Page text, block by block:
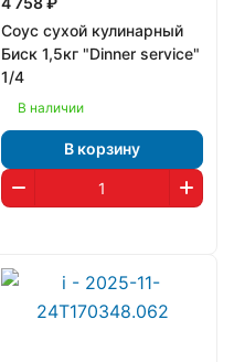
Соус сухой кулинарный
Биск 1,5кг "Dinner service"
1/4
В наличии
В корзину